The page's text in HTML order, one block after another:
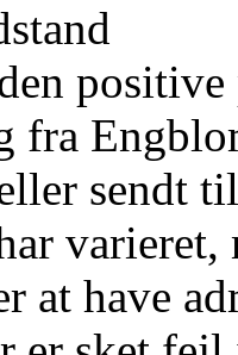
fra
sendt
at have